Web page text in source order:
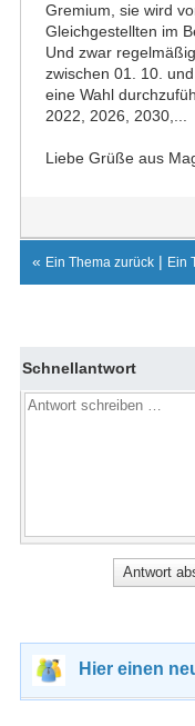
Gremium, sie wird
Gleichgestellten im
Und zwar
zwischen 01. 10.
eine Wahl
2022, 2026, 2030,...
Liebe Grüße aus
« Ein Thema zurück| Ein
Schnellantwort
Hier einen